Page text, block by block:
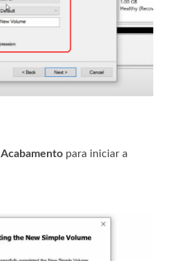
Acabamento para iniciar a